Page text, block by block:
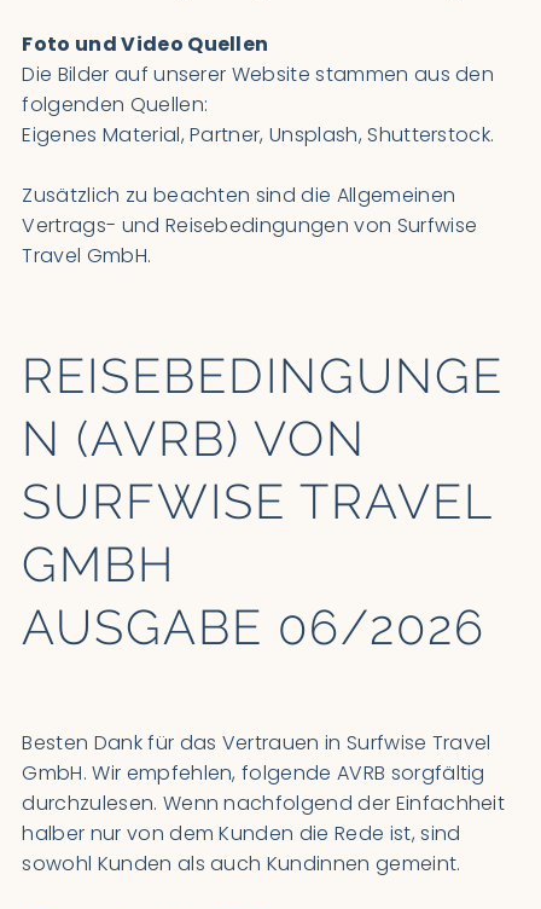
Foto und Video Quellen
Die Bilder auf unserer Website stammen aus den
folgenden Quellen:
Eigenes Material, Partner, Unsplash, Shutterstock.
Zusätzlich zu beachten sind die Allgemeinen
Vertrags- und Reisebedingungen von Surfwise
Travel GmbH.
REISEBEDINGUNGE
N (AVRB) VON
SURFWISE TRAVEL
GMBH
AUSGABE 06/2026
Besten Dank für das Vertrauen in Surfwise Travel
GmbH. Wir empfehlen, folgende AVRB sorgfältig
durchzulesen. Wenn nachfolgend der Einfachheit
halber nur von dem Kunden die Rede ist, sind
sowohl Kunden als auch Kundinnen gemeint.